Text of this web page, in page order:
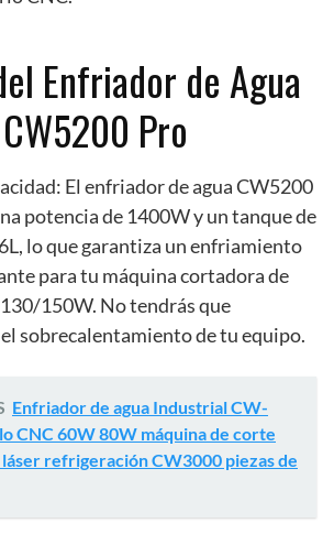
Enfriador de Agua
Pro
El enfriador de agua CW5200
potencia de 1400W y un tanque de
lo que garantiza un enfriamiento
para tu máquina cortadora de
150W. No tendrás que
sobrecalentamiento de tu equipo.
Enfriador de agua Industrial CW-
CNC 60W 80W máquina de corte
refrigeración CW3000 piezas de